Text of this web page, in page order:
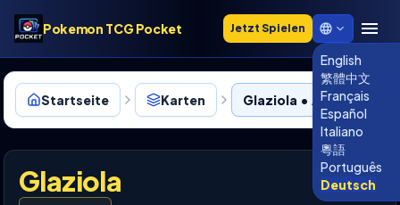
Pokemon TCG Pocket Jetzt Spielen
English
繁體中文
Français
Español
Italiano
粵語
Português
Deutsch
Startseite Karten Glaziola • A3b-017
Glaziola